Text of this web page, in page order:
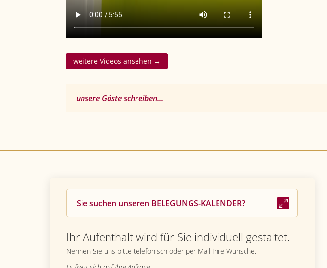
weitere Videos ansehen →
unsere Gäste schreiben...
Sie suchen unseren BELEGUNGS-KALENDER?
Ihr Aufenthalt wird für Sie individuell gestaltet.
Nennen Sie uns bitte telefonisch oder per Mail Ihre Wünsche.